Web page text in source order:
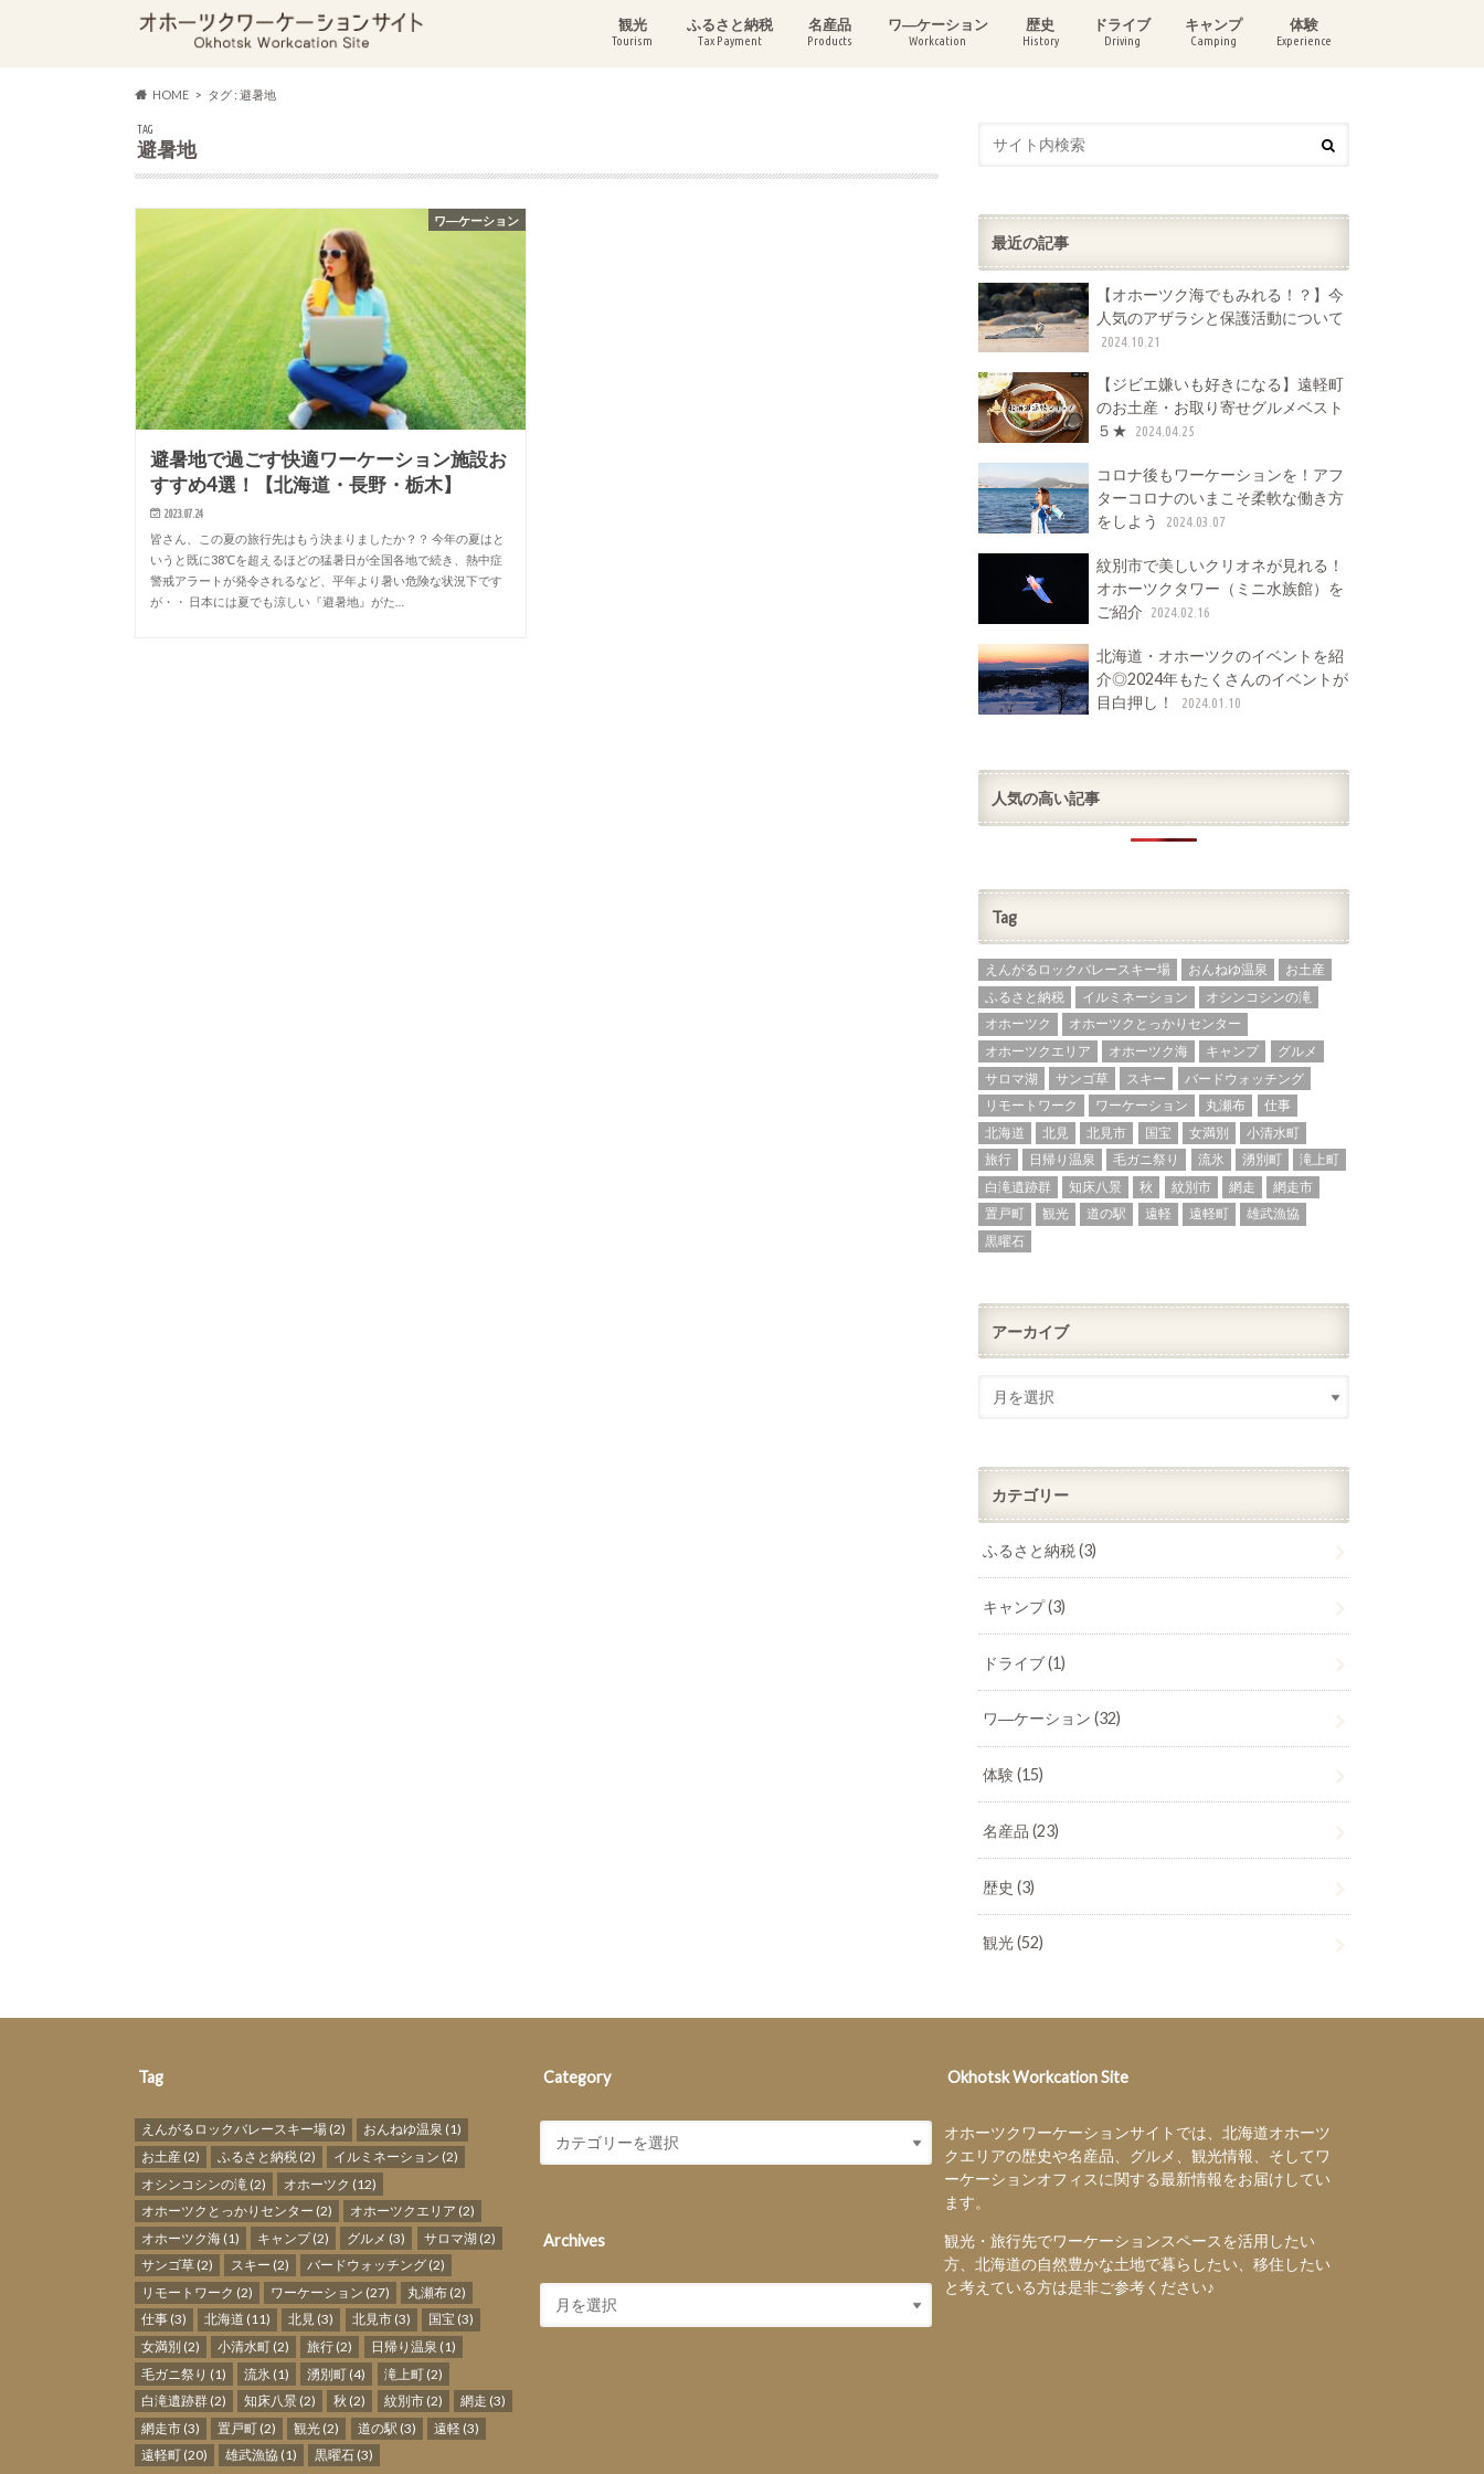
観光
Tourism
ふるさと納税
Tax Payment
名産品
Products
ワ―ケーション
Workcation
歴史
History
ドライブ
Driving
キャンプ
Camping
体験
Experience
HOME タグ : 避暑地
TAG
避暑地
ワ―ケーション
避暑地で過ごす快適ワーケーション施設お
すすめ4選！【北海道・長野・栃木】
2023.07.24
皆さん、この夏の旅行先はもう決まりましたか？？ 今年の夏はと
いうと既に38℃を超えるほどの猛暑日が全国各地で続き、熱中症
警戒アラートが発令されるなど、平年より暑い危険な状況下です
が・・ 日本には夏でも涼しい『避暑地』がた…
最近の記事
【オホーツク海でもみれる！？】今
人気のアザラシと保護活動について
2024.10.21
【ジビエ嫌いも好きになる】遠軽町
のお土産・お取り寄せグルメベスト
５★
2024.04.25
コロナ後もワーケーションを！アフ
ターコロナのいまこそ柔軟な働き方
をしよう
2024.03.07
紋別市で美しいクリオネが見れる！
オホーツクタワー（ミニ水族館）を
ご紹介
2024.02.16
北海道・オホーツクのイベントを紹
介◎2024年もたくさんのイベントが
目白押し！
2024.01.10
人気の高い記事
Tag
えんがるロックバレースキー場 おんねゆ温泉
お土産
ふるさと納税
イルミネーション
オシンコシンの滝
オホーツク
オホーツクとっかりセンター
オホーツクエリア
オホーツク海 キャンプ
グルメ
サロマ湖
サンゴ草 スキー
バードウォッチング
リモートワーク
ワーケーション 丸瀬布
仕事
北海道
北見 北見市 国宝 女満別
小清水町
旅行
日帰り温泉 毛ガニ祭り 流氷 湧別町
滝上町
白滝遺跡群
知床八景 秋 紋別市 網走
網走市
置戸町
観光 道の駅 遠軽 遠軽町
雄武漁協
黒曜石
アーカイブ
カテゴリー
ふるさと納税(3)
キャンプ(3)
ドライブ(1)
ワ―ケーション(32)
体験(15)
名産品(23)
歴史(3)
観光(52)
Tag
えんがるロックバレースキー場 (2) おんねゆ温泉 (1)
お土産 (2) ふるさと納税 (2) イルミネーション (2)
オシンコシンの滝 (2) オホーツク (12)
オホーツクとっかりセンター (2) オホーツクエリア (2)
オホーツク海 (1) キャンプ(2) グルメ (3) サロマ湖 (2)
サンゴ草 (2) スキー (2) バードウォッチング (2)
リモートワーク (2) ワーケーション (27) 丸瀬布 (2)
仕事 (3) 北海道 (11) 北見 (3) 北見市(3) 国宝 (3)
女満別 (2) 小清水町 (2) 旅行 (2) 日帰り温泉 (1)
毛ガニ祭り (1) 流氷 (1) 湧別町 (4) 滝上町(2)
白滝遺跡群 (2) 知床八景 (2) 秋 (2) 紋別市(2) 網走 (3)
網走市 (3) 置戸町 (2) 観光 (2) 道の駅 (3) 遠軽 (3)
遠軽町 (20) 雄武漁協 (1) 黒曜石 (3)
Category
Archives
Okhotsk Workcation Site
オホーツクワーケーションサイトでは、北海道オホーツ
クエリアの歴史や名産品、グルメ、観光情報、そしてワ
ーケーションオフィスに関する最新情報をお届けしてい
ます。
観光・旅行先でワーケーションスペースを活用したい
方、北海道の自然豊かな土地で暮らしたい、移住したい
と考えている方は是非ご参考ください♪